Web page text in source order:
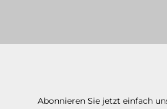
Abonnieren Sie jetzt einfach